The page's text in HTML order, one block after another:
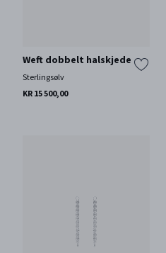
Weft dobbelt halskjede
Sterlingsølv
KR 15 500,00